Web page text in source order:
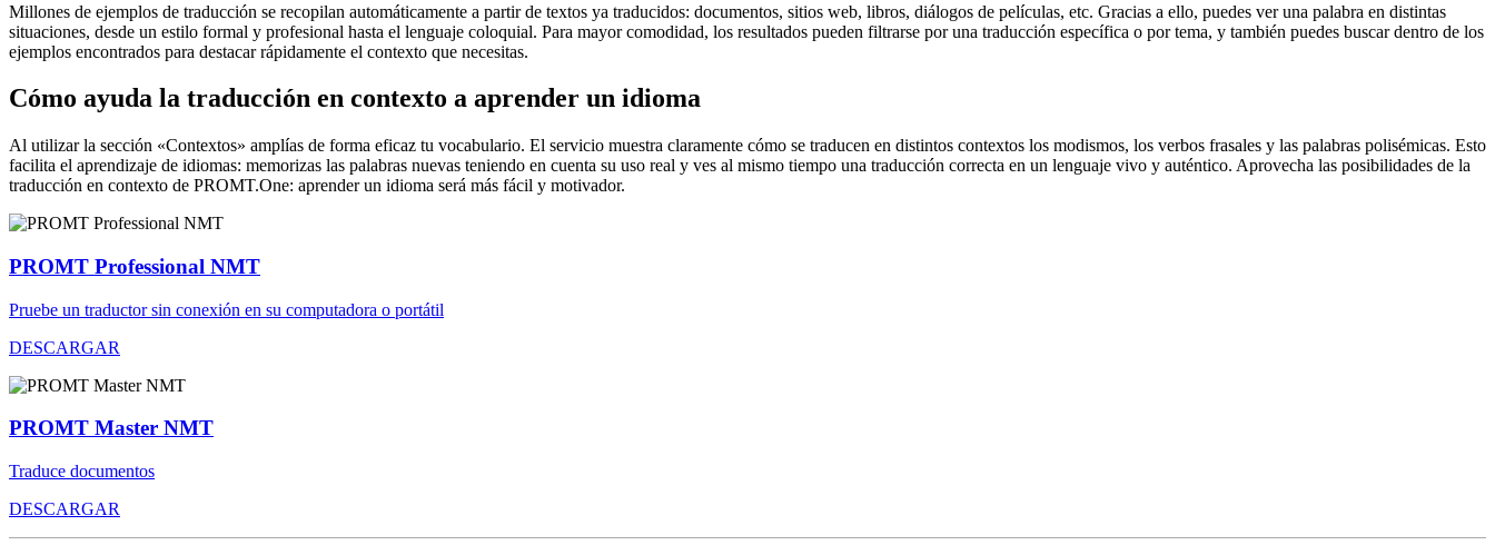
Millones de ejemplos de traducción se recopilan automáticamente a partir de textos ya traducidos: documentos, sitios web, libros, diálogos de películas, etc. Gracias a ello, puedes ver una palabra en distintas
situaciones, desde un estilo formal y profesional hasta el lenguaje coloquial. Para mayor comodidad, los resultados pueden filtrarse por una traducción específica o por tema, y también puedes buscar dentro de los
ejemplos encontrados para destacar rápidamente el contexto que necesitas.
Cómo ayuda la traducción en contexto a aprender un idioma
Al utilizar la sección «Contextos» amplías de forma eficaz tu vocabulario. El servicio muestra claramente cómo se traducen en distintos contextos los modismos, los verbos frasales y las palabras polisémicas. Esto
facilita el aprendizaje de idiomas: memorizas las palabras nuevas teniendo en cuenta su uso real y ves al mismo tiempo una traducción correcta en un lenguaje vivo y auténtico. Aprovecha las posibilidades de la
traducción en contexto de PROMT.One: aprender un idioma será más fácil y motivador.
PROMT Professional NMT
Pruebe un traductor sin conexión en su computadora o portátil
DESCARGAR
PROMT Master NMT
Traduce documentos
DESCARGAR